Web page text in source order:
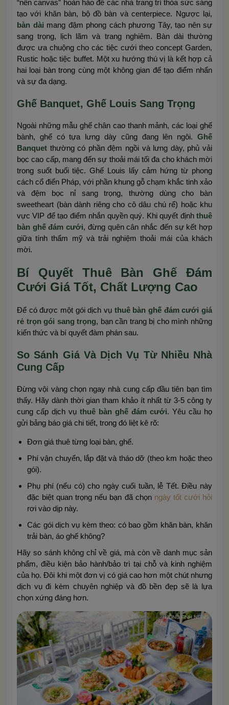
“nền canvas” hoàn hảo để các nhà trang trí thỏa sức sáng
tạo với khăn bàn, bộ đồ bàn và centerpiece. Ngược lại,
bàn dài mang đậm phong cách phương Tây, tạo nên sự
sang trọng, lịch lãm và trang nghiêm. Bàn dài thường
được ưa chuộng cho các tiệc cưới theo concept Garden,
Rustic hoặc tiệc buffet. Một xu hướng thú vị là kết hợp cả
hai loại bàn trong cùng một không gian để tạo điểm nhấn
và sự đa dạng.
Ghế Banquet, Ghế Louis Sang Trọng
Ngoài những mẫu ghế chân cao thanh mảnh, các loại ghế
bành, ghế có tựa lưng dày cũng đang lên ngôi. Ghế
Banquet thường có phần đệm ngồi và lưng dày, phủ vải
bọc cao cấp, mang đến sự thoải mái tối đa cho khách mời
trong suốt buổi tiệc. Ghế Louis lấy cảm hứng từ phong
cách cổ điển Pháp, với phần khung gỗ chạm khắc tinh xảo
và đệm bọc nỉ sang trọng, thường dùng cho bàn
sweetheart (bàn dành riêng cho cô dâu chú rể) hoặc khu
vực VIP để tạo điểm nhắn quyền quý. Khi quyết định thuê
bàn ghế đám cưới, đừng quên cân nhắc đến sự kết hợp
giữa tính thẩm mỹ và trải nghiệm thoải mái của khách
mời.
Bí Quyết Thuê Bàn Ghế Đám
Cưới Giá Tốt, Chất Lượng Cao
Để có được một gói dịch vụ thuê bàn ghế đám cưới giá
rẻ trọn gói sang trọng, bạn cần trang bị cho mình những
kiến thức và bí quyết đàm phán sau.
So Sánh Giá Và Dịch Vụ Từ Nhiều Nhà
Cung Cấp
Đừng vội vàng chọn ngay nhà cung cấp đầu tiên bạn tìm
thấy. Hãy dành thời gian tham khảo ít nhất từ 3-5 công ty
cung cấp dịch vụ thuê bàn ghế đám cưới. Yêu cầu họ
gửi bảng báo giá chi tiết, trong đó liệt kê rõ:
Đơn giá thuê từng loại bàn, ghế.
Phí vận chuyển, lắp đặt và tháo dỡ (theo km hoặc theo
gói).
Phụ phí (nếu có) cho ngày cuối tuần, lễ Tết. Điều này
đặc biệt quan trọng nếu bạn đã chọn ngày tốt cưới hỏi
rơi vào dịp này.
Các gói dịch vụ kèm theo: có bao gồm khăn bàn, khăn
trải bàn, áo ghế không?
Hãy so sánh không chỉ về giá, mà còn về danh mục sản
phẩm, điều kiện bảo hành/bảo trì tại chỗ và kinh nghiệm
của họ. Đôi khi một đơn vị có giá cao hơn một chút nhưng
dịch vụ đi kèm chuyên nghiệp và đồ bền đẹp sẽ là lựa
chọn xứng đáng hơn.